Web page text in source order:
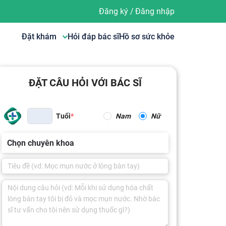
Đăng ký/ Đăng nhập
Đặt khám Hỏi đáp bác sĩHồ sơ sức khỏe
ĐẶT CÂU HỎI VỚI BÁC SĨ
Tuổi Nam Nữ
Chọn chuyên khoa